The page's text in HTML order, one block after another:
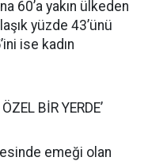
60’a yakın ülkeden
yüzde 43’ünü
ise kadın
BİR YERDE’
emeği olan